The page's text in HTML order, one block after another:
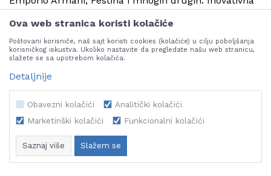
i iskoristiti digitalne Gift kartice, loyalty popuste,
opciju plaćanja putem online kredita i još mnogo
toga.
B2B i B2C internet prodavnica My time, bazirana na
NB SHOP platformi dostupna je na sledećem
linku: mytime.mk
Ova web stranica koristi kolačiće
Poštovani korisniče, naš sajt koristi cookies (kolačiće) u cilju poboljšanja
korisničkog iskustva. Ukoliko nastavite da pregledate našu web stranicu,
slažete se sa upotrebom kolačića.
Detaljnije
Obavezni kolačići
Analitički kolačići
Marketinški kolačići
Funkcionalni kolačići
Saznaj više Slažem se